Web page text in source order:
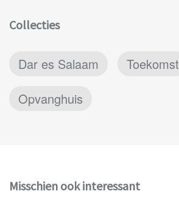
Collecties
Dar es Salaam
Toekomst
Opvanghuis
Misschien ook interessant